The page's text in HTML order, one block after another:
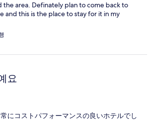
the area. Definately plan to come back to
and this is the place to stay for it in my
요
にコストパフォーマンスの良いホテルでし